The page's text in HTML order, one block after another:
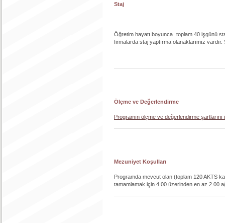
Staj
Öğretim hayatı boyunca toplam 40 işgünü
firmalarda staj yaptırma olanaklarımız vardır.
Ölçme ve Değerlendirme
Programın ölçme ve değerlendirme
Mezuniyet Koşulları
Programda mevcut olan (toplam 120 AKTS
tamamlamak için 4.00 üzerinden en az 2.00